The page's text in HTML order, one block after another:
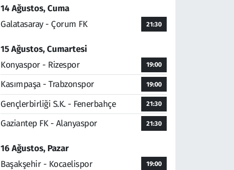
14 Ağustos, Cuma
Galatasaray - Çorum FK
21:30
15 Ağustos, Cumartesi
Konyaspor - Rizespor
19:00
Kasımpaşa - Trabzonspor 19:00
Gençlerbirliği S.K. - Fenerbahçe 21:30
Gaziantep FK - Alanyaspor 21:30
16 Ağustos, Pazar
Başakşehir - Kocaelispor
19:00